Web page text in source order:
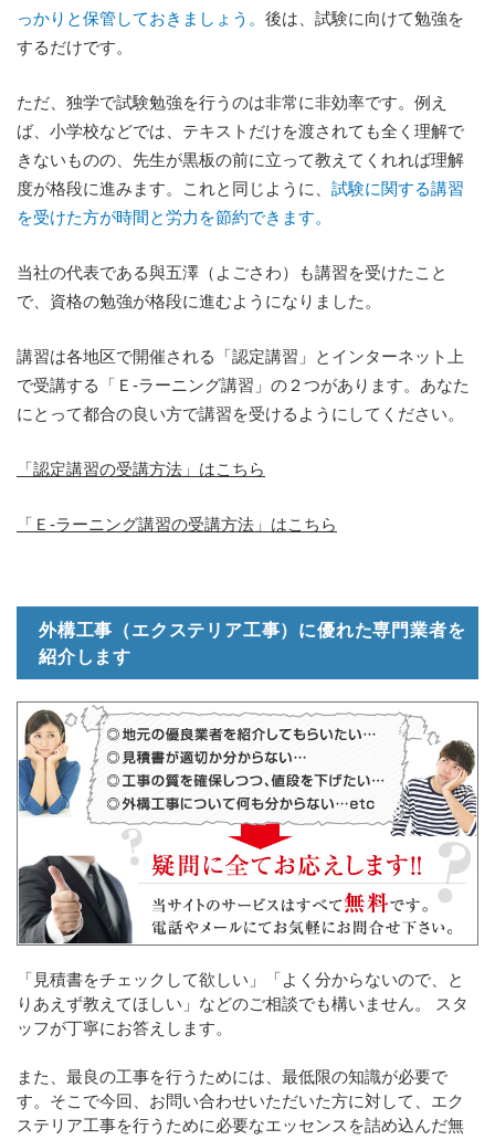
っかりと保管しておきましょう。 後は、試験に向けて勉強を
するだけです。
ただ、独学で試験勉強を行うのは非常に非効率です。例え
ば、小学校などでは、テキストだけを渡されても全く理解で
きないものの、先生が黒板の前に立って教えてくれれば理解
度が格段に進みます。これと同じように、 試験に関する講習
を受けた方が時間と労力を節約できます。
当社の代表である與五澤（よごさわ）も講習を受けたこと
で、資格の勉強が格段に進むようになりました。
講習は各地区で開催される「認定講習」とインターネット上
で受講する「Ｅ-ラーニング講習」の２つがあります。あなた
にとって都合の良い方で講習を受けるようにしてください。
「認定講習の受講方法」はこちら
「Ｅ-ラーニング講習の受講方法」はこちら
外構工事（エクステリア工事）に優れた専門業者を
紹介します
「見積書をチェックして欲しい」「よく分からないので、と
りあえず教えてほしい」などのご相談でも構いません。 スタ
ッフが丁寧にお答えします。
また、最良の工事を行うためには、最低限の知識が必要で
す。そこで今回、お問い合わせいただいた方に対して、エク
ステリア工事を行うために必要なエッセンスを詰め込んだ無